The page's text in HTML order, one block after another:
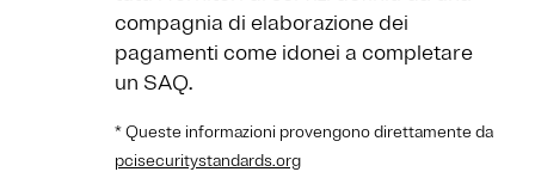
compagnia di elaborazione dei
pagamenti come idonei a completare
un SAQ.
* Queste informazioni provengono direttamente da
pcisecuritystandards.org